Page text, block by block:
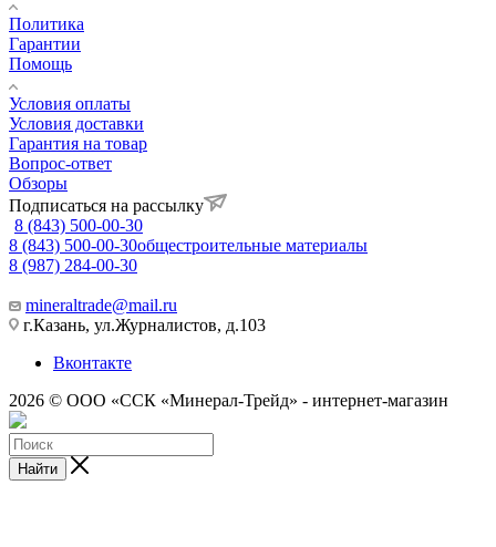
Политика
Гарантии
Помощь
Условия оплаты
Условия доставки
Гарантия на товар
Вопрос-ответ
Обзоры
Подписаться на рассылку
8 (843) 500-00-30
8 (843) 500-00-30общестроительные материалы
8 (987) 284-00-30
mineraltrade@mail.ru
г.Казань, ул.Журналистов, д.103
Вконтакте
2026 © ООО «ССК «Минерал-Трейд» - интернет-магазин
Найти